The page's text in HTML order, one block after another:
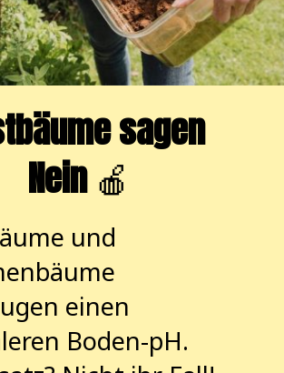
sagen
Nein🍎
und
einen
Boden-pH.